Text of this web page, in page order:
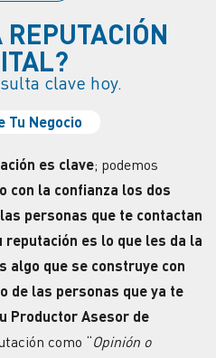
clave hoy.
Tu Negocio
es clave; podemos
con la confianza los dos
personas que te contactan
reputación es lo que les da la
algo que se construye con
de las personas que ya te
Productor Asesor de
como “Opinión o